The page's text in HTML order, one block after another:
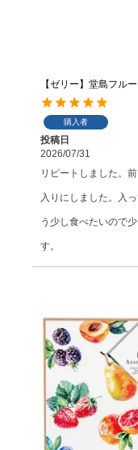
【ゼリー】堂島フル
購入者
投稿日
2026/07/31
リピートしました。
入りにしました。入
う少し食べたいので
す。